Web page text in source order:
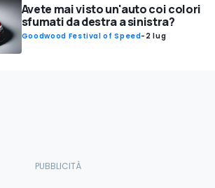
Avete mai visto un'auto coi colori
sfumati da destra a sinistra?
Goodwood Festival of Speed- 2 lug